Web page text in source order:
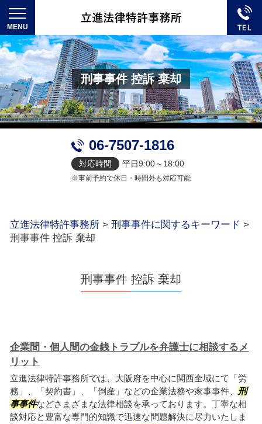
刑事事件 控訴 棄却
06-7507-1816
対応時間 平日9:00～18:00
※事前予約で休日・時間外も対応可能
立進法律特許事務所 > 刑事事件に関するキーワード >
刑事事件 控訴 棄却
刑事事件 控訴 棄却
企業間・個人間の金銭トラブルを弁護士に相談するメ
リット
立進法律特許事務所では、大阪府を中心に関西全域にて「労
務」、「契約書」、「倒産」などの企業法務や家事事件、 刑
事事件などさまざまな法律相談を承っております。丁寧な相
談対応と豊富な専門的知識で迅速な問題解決に尽力いたしま